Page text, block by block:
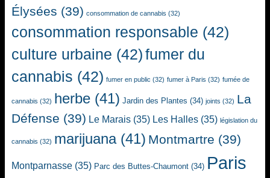
Élysées (39) consommation de cannabis (32)
consommation responsable (42)
culture urbaine (42)fumer du
cannabis (42) fumer en public (32) fumer à Paris (32) fumée de
cannabis (32) herbe (41) Jardin des Plantes (34) joints (32) La
Défense (39) Le Marais (35) Les Halles (35) législation du
cannabis (32) marijuana(41) Montmartre (39)
Montparnasse (35) Parc des Buttes-Chaumont (34) Paris